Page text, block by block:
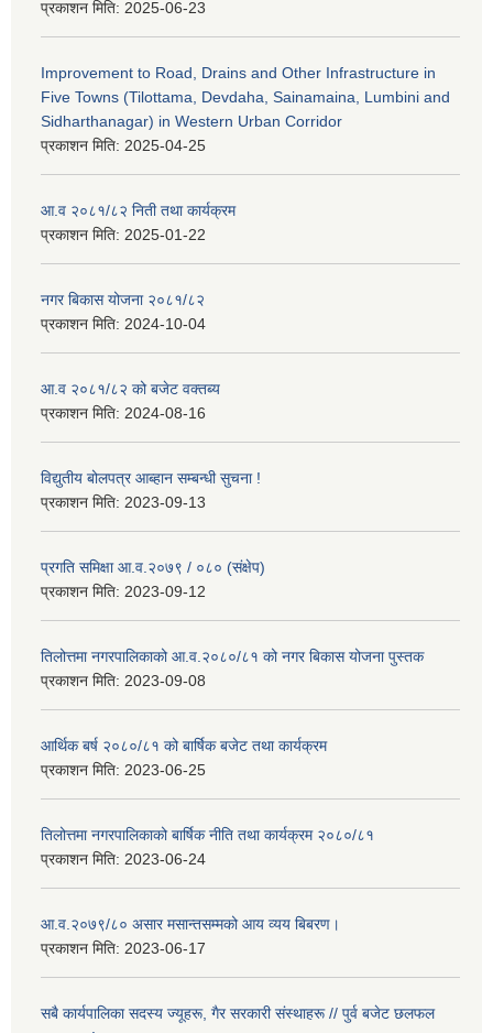
प्रकाशन मिति: 2025-06-23
Improvement to Road, Drains and Other Infrastructure in
Five Towns (Tilottama, Devdaha, Sainamaina, Lumbini and
Sidharthanagar) in Western Urban Corridor
प्रकाशन मिति: 2025-04-25
आ.व २०८१/८२ निती तथा कार्यक्रम
प्रकाशन मिति: 2025-01-22
नगर बिकास योजना २०८१/८२
प्रकाशन मिति: 2024-10-04
आ.व २०८१/८२ को बजेट वक्तब्य
प्रकाशन मिति: 2024-08-16
विद्युतीय बोलपत्र आब्हान सम्बन्धी सुचना !
प्रकाशन मिति: 2023-09-13
प्रगति समिक्षा आ.व.२०७९ / ०८० (संक्षेप)
प्रकाशन मिति: 2023-09-12
तिलोत्तमा नगरपालिकाको आ.व.२०८०/८१ को नगर बिकास योजना पुस्तक
प्रकाशन मिति: 2023-09-08
आर्थिक बर्ष २०८०/८१ को बार्षिक बजेट तथा कार्यक्रम
प्रकाशन मिति: 2023-06-25
तिलोत्तमा नगरपालिकाको बार्षिक नीति तथा कार्यक्रम २०८०/८१
प्रकाशन मिति: 2023-06-24
आ.व.२०७९/८० असार मसान्तसम्मको आय व्यय बिबरण।
प्रकाशन मिति: 2023-06-17
सबै कार्यपालिका सदस्य ज्यूहरू, गैर सरकारी संस्थाहरू // पुर्व बजेट छलफल